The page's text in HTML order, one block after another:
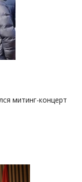
митинг-концерт